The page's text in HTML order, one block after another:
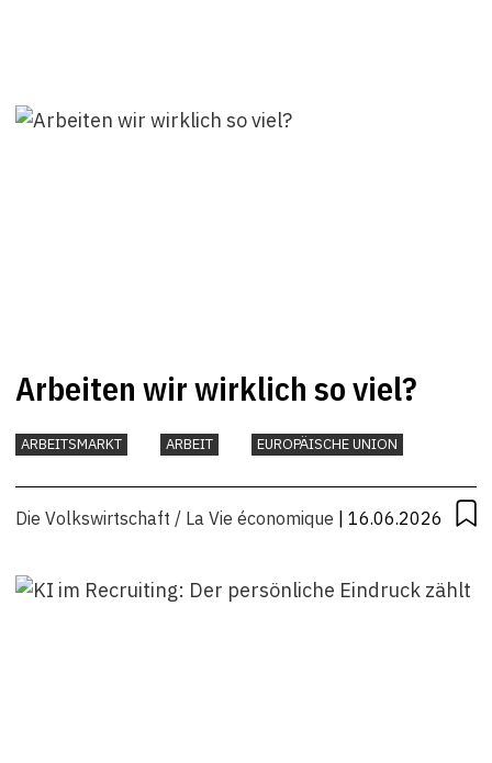
Arbeiten wir wirklich so viel?
ARBEITSMARKT ARBEIT EUROPÄISCHE UNION
Die Volkswirtschaft / La Vie économique | 16.06.2026